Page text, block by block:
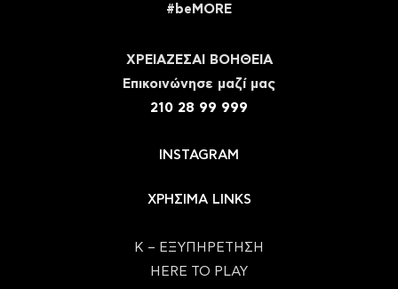
#beMORE
ΧΡΕΙΑΖΕΣΑΙ ΒΟΗΘΕΙΑ
Eπικοινώνησε μαζί μας
210 28 99 999
INSTAGRAM
ΧΡΗΣΙΜΑ LINKS
Κ – ΕΞΥΠΗΡΕΤΗΣΗ
HERE TO PLAY